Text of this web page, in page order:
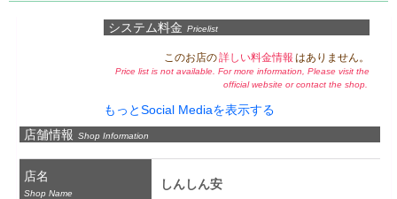
システム料金 Pricelist
このお店の詳しい料金情報 はありません。
Price list is not available. For more information, Please visit the
official website or contact the shop.
もっとSocial Mediaを表示する
店舗情報 Shop Information
店名
Shop Name
しんしん安